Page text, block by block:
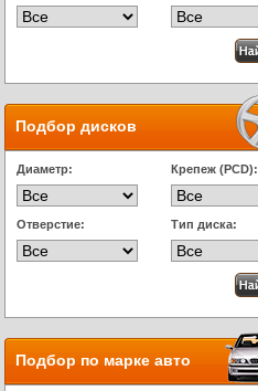
Подбор дисков
Диаметр: Крепеж (PCD):
Отверстие: Тип диска:
Подбор по марке авто